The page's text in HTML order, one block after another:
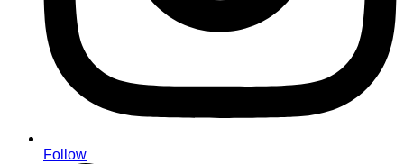
Follow